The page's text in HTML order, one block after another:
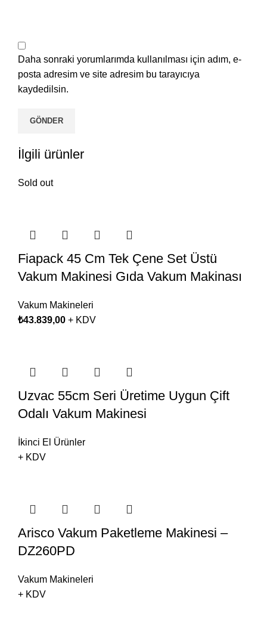
Daha sonraki yorumlarımda kullanılması için adım, e-
posta adresim ve site adresim bu tarayıcıya
kaydedilsin.
İlgili ürünler
Sold out
Fiapack 45 Cm Tek Çene Set Üstü
Vakum Makinesi Gıda Vakum Makinası
Vakum Makineleri
₺43.839,00 + KDV
Uzvac 55cm Seri Üretime Uygun Çift
Odalı Vakum Makinesi
İkinci El Ürünler
+ KDV
Arisco Vakum Paketleme Makinesi –
DZ260PD
Vakum Makineleri
+ KDV